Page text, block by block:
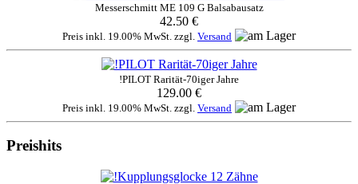
Messerschmitt ME 109 G Balsabausatz
42.50 €
Preis inkl. 19.00% MwSt. zzgl. Versand
!PILOT Rarität-70iger Jahre
129.00 €
Preis inkl. 19.00% MwSt. zzgl. Versand
Preishits